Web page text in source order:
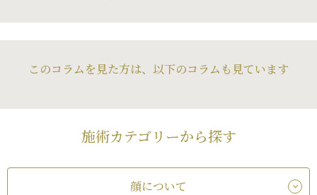
このコラムを見た方は、以下のコラムも見ています
施術カテゴリーから探す
顔について